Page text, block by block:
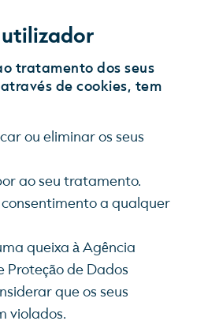
tratamento dos seus
de cookies, tem
ou eliminar os seus
ao seu tratamento.
consentimento a qualquer
queixa à Agência
Proteção de Dados
que os seus
violados.